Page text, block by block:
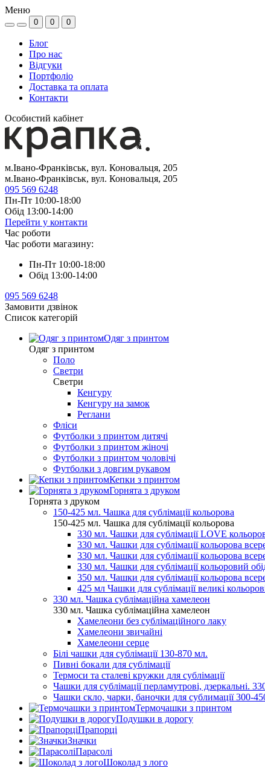
Меню
0 0 0
Блог
Про нас
Відгуки
Портфоліо
Доставка та оплата
Контакти
Особистий кабінет
м.Івано-Франківськ, вул. Коновальця, 205
м.Івано-Франківськ, вул. Коновальця, 205
095 569 6248
Пн-Пт 10:00-18:00
Обід 13:00-14:00
Перейти у контакти
Час роботи
Час роботи магазину:
Пн-Пт 10:00-18:00
Обід 13:00-14:00
095 569 6248
Замовити дзвінок
Список категорій
Одяг з принтом
Одяг з принтом
Поло
Светри
Светри
Кенгуру
Кенгуру на замок
Реглани
Фліси
Футболки з принтом дитячі
Футболки з принтом жіночі
Футболки з принтом чоловічі
Футболки з довгим рукавом
Кепки з принтом
Горнята з друком
Горнята з друком
150-425 мл. Чашка для сублімації кольорова
150-425 мл. Чашка для сублімації кольорова
330 мл. Чашки для сублімації LOVE
330 мл. Чашки для сублімації кольорова
330 мл. Чашки для сублімації кольорова
330 мл. Чашки для сублімації кольоровий
350 мл. Чашки для сублімації кольорова
425 мл Чашки для сублімації великі
330 мл. Чашка сублімаційна хамелеон
330 мл. Чашка сублімаційна хамелеон
Хамелеони без сублімаційного лаку
Хамелеони звичайні
Хамелеони серце
Білі чашки для сублімації 130-870 мл.
Пивні бокали для сублімації
Термоси та сталеві кружки для сублімації
Чашки для сублімації перламутрові, дзеркальні.
Чашки скло, чарки, баночки для сублимації 300-
Термочашки з принтом
Подушки в дорогу
Прапорці
Значки
Парасолі
Шоколад з лого